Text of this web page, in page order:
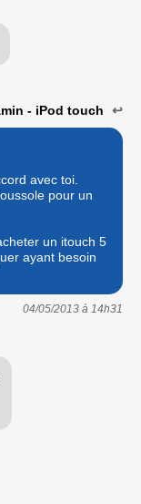
- iPod touch ↩
avec toi.
pour un
un itouch 5
ayant besoin
04/05/2013 à 14h31